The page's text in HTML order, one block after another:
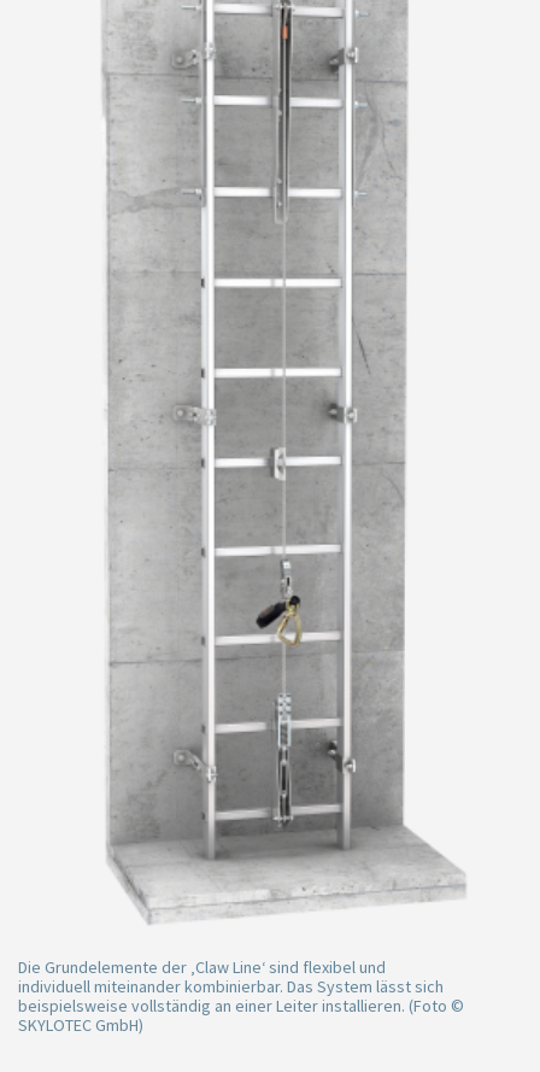
Die Grundelemente der ‚Claw Line‘ sind flexibel und
individuell miteinander kombinierbar. Das System lässt sich
beispielsweise vollständig an einer Leiter installieren. (Foto ©
SKYLOTEC GmbH)